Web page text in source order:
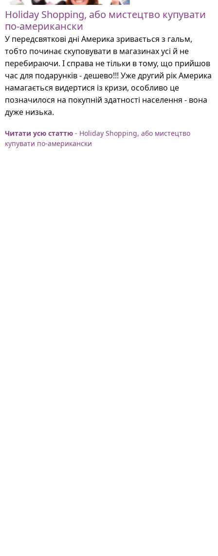
Holiday Shopping, або мистецтво купувати
по-американски
У передсвяткові дні Америка зривається з гальм,
тобто починає скуповувати в магазинах усі й не
перебираючи. І справа не тільки в тому, що прийшов
час для подарунків - дешево!!! Уже другий рік Америка
намагається видертися із кризи, особливо це
позначилося на покупній здатності населення - вона
дуже низька.
Читати усю статтю - Holiday Shopping, або мистецтво
купувати по-американски